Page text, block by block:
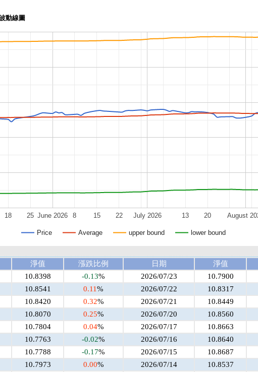
動線圖
Price Average upper bound lower bound
June 2026 July 2026 August
18 25 8 15 22 13 20
淨值 漲跌比例 日期
淨值
10.8398 -0.13% 2026/07/23
10.7900
10.8541 0.11% 2026/07/22
10.8317
10.8420 0.32% 2026/07/21
10.8449
10.8070 0.25% 2026/07/20
10.8560
10.7804 0.04% 2026/07/17
10.8663
10.7763 -0.02% 2026/07/16
10.8640
10.7788 -0.17% 2026/07/15
10.8687
10.7973 0.00% 2026/07/14
10.8537